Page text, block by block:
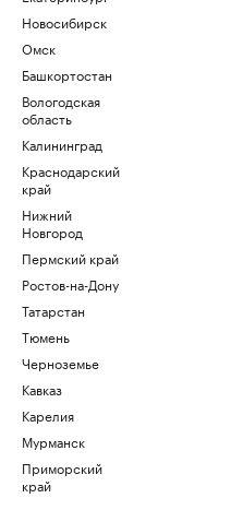
Новосибирск
Омск
Башкортостан
Вологодская
область
Калининград
Краснодарский
край
Нижний
Новгород
Пермский край
Ростов-на-Дону
Татарстан
Тюмень
Черноземье
Кавказ
Карелия
Мурманск
Приморский
край